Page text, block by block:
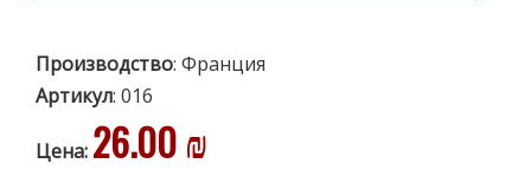
Производство: Франция
Артикул: 016
Цена: 26.00 ₪